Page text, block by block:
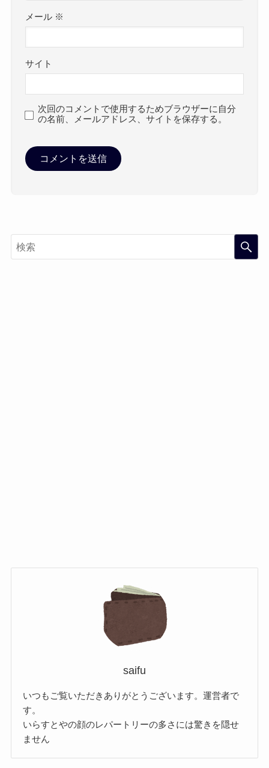
メール ※
サイト
次回のコメントで使用するためブラウザーに自分
の名前、メールアドレス、サイトを保存する。
saifu
いつもご覧いただきありがとうございます。運営者で
す。
いらすとやの顔のレパートリーの多さには驚きを隠せ
ません